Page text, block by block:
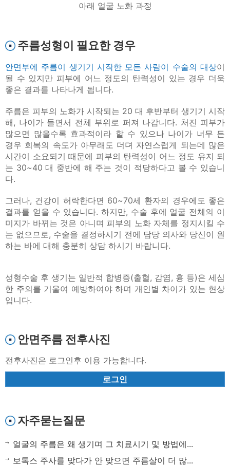
아래 얼굴 노화 과정
주름성형이 필요한 경우
안면부에 주름이 생기기 시작한 모든 사람이 수술의 대상이
될 수 있지만 피부에 어느 정도의 탄력성이 있는 경우 더욱
좋은 결과를 나타나게 됩니다.
주름은 피부의 노화가 시작되는 20 대 후반부터 생기기 시작
해, 나이가 들면서 전체 부위로 퍼져 나갑니다. 처진 피부가
많으면 많을수록 효과적이라 할 수 있으나 나이가 너무 든
경우 회복의 속도가 아무래도 더뎌 자연스럽게 되는데 많은
시간이 소요되기 때문에 피부의 탄력성이 어느 정도 유지 되
는 30~40 대 중반에 해 주는 것이 적당하다고 볼 수 있습니
다.
그러나, 건강이 허락한다면 60~70세 환자의 경우에도 좋은
결과를 얻을 수 있습니다. 하지만, 수술 후에 얼굴 전체의 이
미지가 바뀌는 것은 아니며 피부의 노화 자체를 정지시킬 수
는 없으므로, 수술을 결정하시기 전에 담당 의사와 당신이 원
하는 바에 대해 충분히 상담 하시기 바랍니다.
성형수술 후 생기는 일반적 합병증(출혈, 감염, 흉 등)은 세심
한 주의를 기울여 예방하여야 하며 개인별 차이가 있는 현상
입니다.
안면주름 전후사진
전후사진은 로그인후 이용 가능합니다.
로그인
자주묻는질문
얼굴의 주름은 왜 생기며 그 치료시기 및 방법에...
보톡스 주사를 맞다가 안 맞으면 주름살이 더 많...